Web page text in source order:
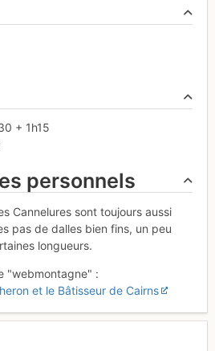
+ 1h15
personnels
Cannelures sont toujours aussi
pas de dalles bien fins, un peu
longueurs.
"webmontagne" :
et le Bâtisseur de Cairns